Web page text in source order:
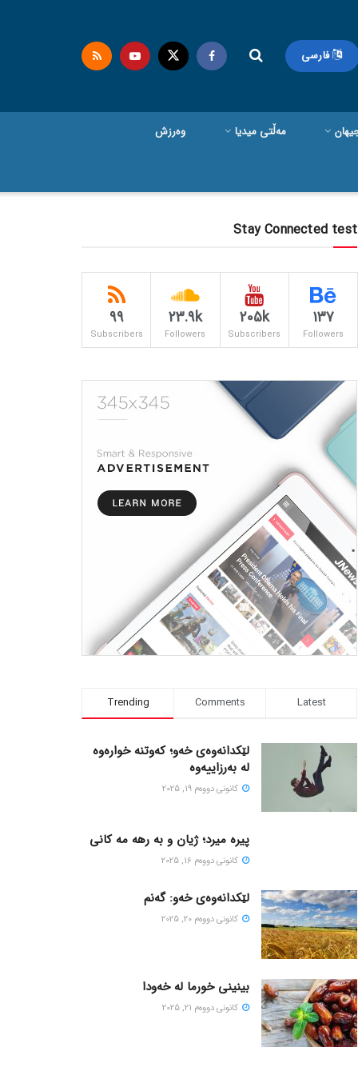
فارسی
مەڵتی میدیا وەرزش
Stay Connected test
137
Followers
205k
Subscribers
23.9k
Followers
99
Subscribers
Trending Comments Latest
لێکدانەوەی خەو؛ کەوتنە خوارەوە
لە بەرزاییەوە
كانونی دووه‌م 19, 2025
پیره میرد؛ ژیان و به رهه مه کانی
كانونی دووه‌م 16, 2025
لێکدانەوەی خەو: گەنم
كانونی دووه‌م 20, 2025
بینینی خورما لە خەودا
كانونی دووه‌م 21, 2025